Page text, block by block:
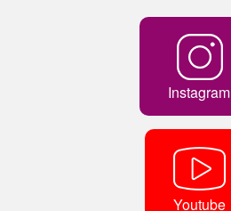
Instagram
Youtube